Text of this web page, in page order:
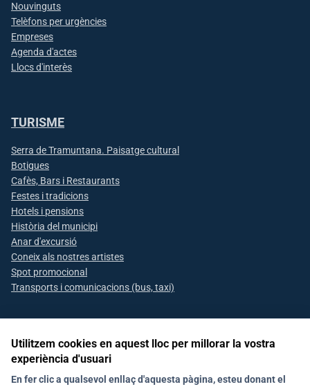
Nouvinguts
Telèfons per urgències
Empreses
Agenda d'actes
Llocs d'interès
TURISME
Serra de Tramuntana. Paisatge cultural
Botigues
Cafès, Bars i Restaurants
Festes i tradicions
Hotels i pensions
Història del municipi
Anar d'excursió
Coneix als nostres artistes
Spot promocional
Transports i comunicacions (bus, taxi)
Segueix-nos a les xarxes socials
Utilitzem cookies en aquest lloc per millorar la vostra
experiència d'usuari
En fer clic a qualsevol enllaç d'aquesta pàgina, esteu donant el